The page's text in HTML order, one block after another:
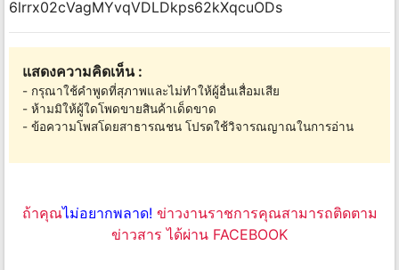
6lrrx02cVagMYvqVDLDkps62kXqcuODs
แสดงความคิดเห็น :
- กรุณาใช้คำพูดที่สุภาพและไม่ทำให้ผู้อื่นเสื่อมเสีย
- ห้ามมิให้ผู้ใดโพดขายสินค้าเด็ดขาด
- ข้อความโพสโดยสาธารณชน โปรดใช้วิจารณญาณในการอ่าน
ถ้าคุณไม่อยากพลาด! ข่าวงานราชการคุณสามารถติดตาม
ข่าวสาร ได้ผ่าน FACEBOOK